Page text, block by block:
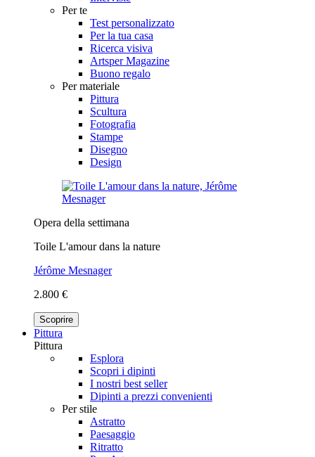
Per te
Test personalizzato
Per la tua casa
Ricerca visiva
Artsper Magazine
Buono regalo
Per materiale
Pittura
Scultura
Fotografia
Stampe
Disegno
Design
Opera della settimana
Toile L'amour dans la nature
Jérôme Mesnager
2.800 €
Scoprire
Pittura
Pittura
Esplora
Scopri i dipinti
I nostri best seller
Dipinti a prezzi convenienti
Per stile
Astratto
Paesaggio
Ritratto